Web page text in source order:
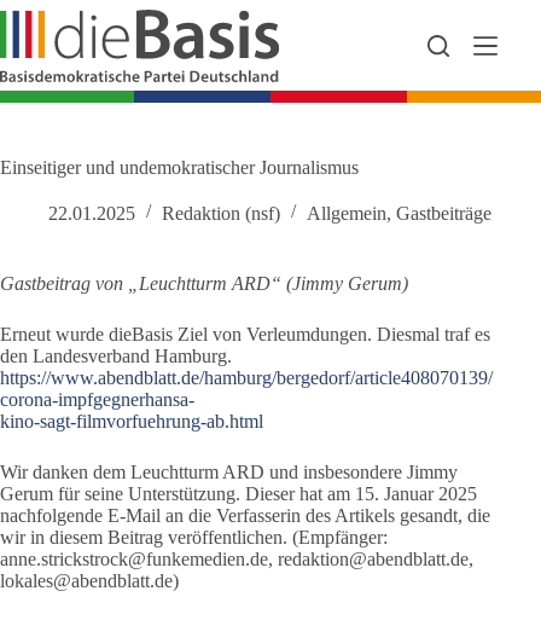
Zum
springen
Einseitiger und undemokratischer Journalismus
22.01.2025 Redaktion (nsf) Allgemein, Gastbeiträge
Gastbeitrag von „Leuchtturm ARD“ (Jimmy Gerum)
Erneut wurde dieBasis Ziel von Verleumdungen. Diesmal traf es
den Landesverband Hamburg.
https://www.abendblatt.de/hamburg/bergedorf/article408070139/
corona-impfgegnerhansa-
kino-sagt-filmvorfuehrung-ab.html
Wir danken dem Leuchtturm ARD und insbesondere Jimmy
Gerum für seine Unterstützung. Dieser hat am 15. Januar 2025
nachfolgende E-Mail an die Verfasserin des Artikels gesandt, die
wir in diesem Beitrag veröffentlichen. (Empfänger:
anne.strickstrock@funkemedien.de, redaktion@abendblatt.de,
lokales@abendblatt.de)